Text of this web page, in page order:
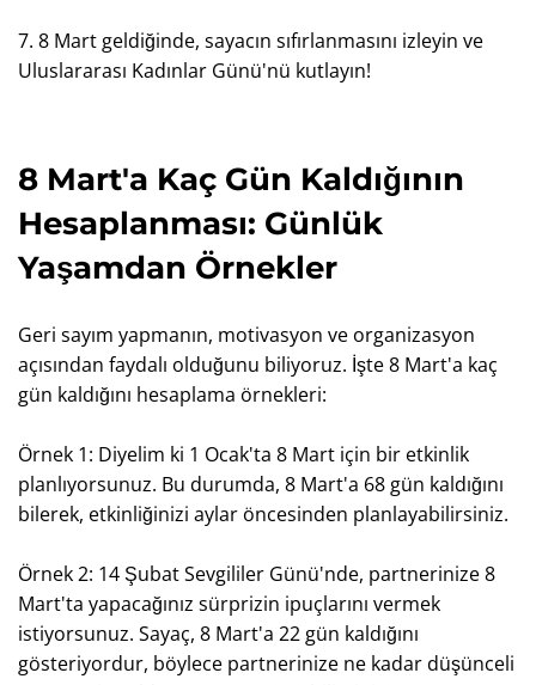
7. 8 Mart geldiğinde, sayacın sıfırlanmasını izleyin ve
Uluslararası Kadınlar Günü'nü kutlayın!
8 Mart'a Kaç Gün Kaldığının
Hesaplanması: Günlük
Yaşamdan Örnekler
Geri sayım yapmanın, motivasyon ve organizasyon
açısından faydalı olduğunu biliyoruz. İşte 8 Mart'a kaç
gün kaldığını hesaplama örnekleri:
Örnek 1: Diyelim ki 1 Ocak'ta 8 Mart için bir etkinlik
planlıyorsunuz. Bu durumda, 8 Mart'a 68 gün kaldığını
bilerek, etkinliğinizi aylar öncesinden planlayabilirsiniz.
Örnek 2: 14 Şubat Sevgililer Günü'nde, partnerinize 8
Mart'ta yapacağınız sürprizin ipuçlarını vermek
istiyorsunuz. Sayaç, 8 Mart'a 22 gün kaldığını
gösteriyordur, böylece partnerinize ne kadar düşünceli